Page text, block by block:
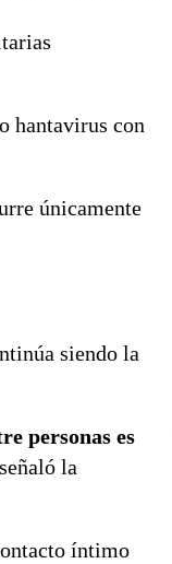
hantavirus con
únicamente
siendo la
personas es
la
íntimo